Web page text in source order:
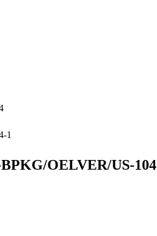
OELVER/US-104